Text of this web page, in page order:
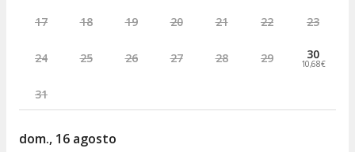
17 18 19 20 21 22 23
24 25 26 27 28 29 30
10,68€
31
dom., 16 agosto